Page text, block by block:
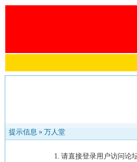
提示信息 » 万人堂
请直接登录用户访问论